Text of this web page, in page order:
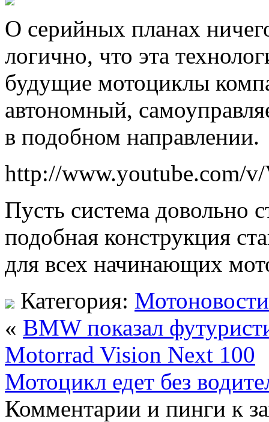
О серийных планах
логично, что эта
будущие мотоциклы
автономный,
в подобном направлении.
http://www.youtube.com/
Пусть система довольно
подобная конструкция
для всех начинающих
Категория: Мотоновости
« BMW показал
Motorrad Vision Next 100
Мотоцикл едет без
Комментарии и пинги к